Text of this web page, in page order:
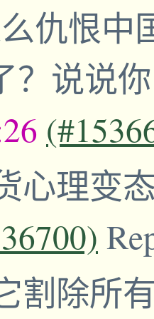
仇恨中
？说说
心理变
割除所